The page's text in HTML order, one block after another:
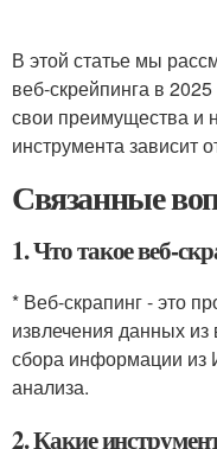
В этой статье мы
веб-скрейпинга в
свои преимущества и
инструмента зависит
Связанные
1. Что такое веб-
* Веб-скрапинг - это
извлечения данных из
сбора информации из
анализа.
2. Какие